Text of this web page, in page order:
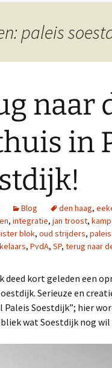
paleis
naar
in
Blog den haag,
, integratie, jan troost,
blok, oud strijders,
, PvdA, SP, terug naar
deed kort geleden een
Serieuze en
Paleis Soestdijk”; hier
wat Soestdijk nog